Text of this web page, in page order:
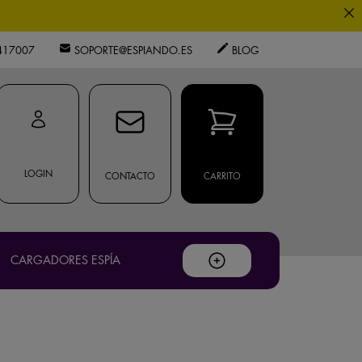
SOPORTE@ESPIANDO.ES BLOG
LOGIN CONTACTO CARRITO
CARGADORES ESPÍA
.
expertos.